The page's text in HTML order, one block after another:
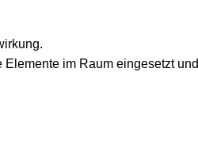
im Raum eingesetzt und